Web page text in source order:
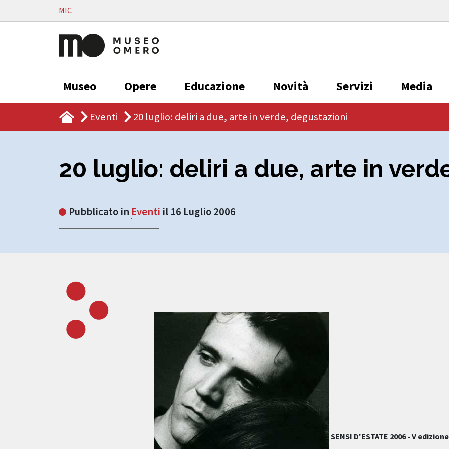
Vai al contenutoMIC
Museo Opere Educazione Novità Servizi Media
Eventi 20 luglio: deliri a due, arte in verde, degustazioni
20 luglio: deliri a due, arte in
Pubblicato in Eventi il 16 Luglio 2006
SENSI D'ESTATE 2006 - V